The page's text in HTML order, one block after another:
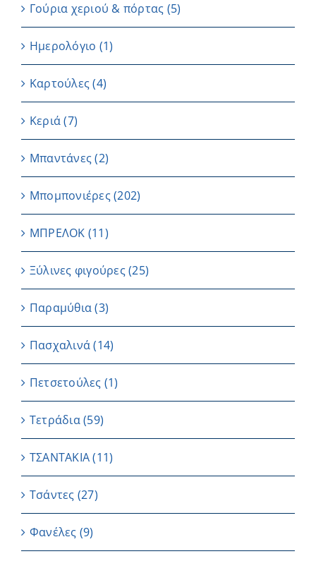
Γούρια χεριού & πόρτας (5)
Ημερολόγιο (1)
Καρτούλες (4)
Κεριά (7)
Μπαντάνες (2)
Μπομπονιέρες(202)
ΜΠΡΕΛΟΚ (11)
Ξύλινες φιγούρες(25)
Παραμύθια (3)
Πασχαλινά (14)
Πετσετούλες (1)
Τετράδια(59)
ΤΣΑΝΤΑΚΙΑ (11)
Τσάντες (27)
Φανέλες (9)